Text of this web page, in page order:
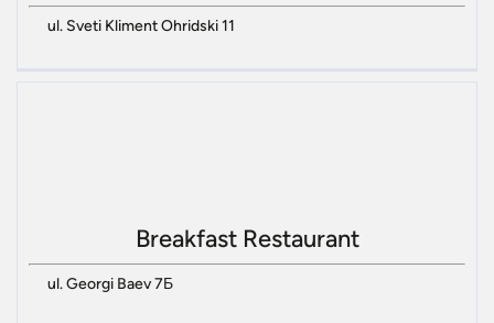
ul. Sveti Kliment Ohridski 11
Breakfast Restaurant
ul. Georgi Baev 7Б